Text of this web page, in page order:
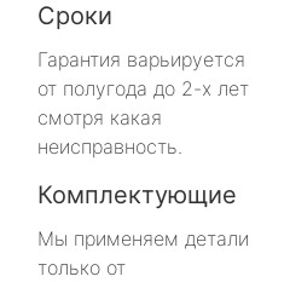
Сроки
Гарантия варьируется
от полугода до 2-х лет
смотря какая
неисправность.
Комплектующие
Мы применяем детали
только от